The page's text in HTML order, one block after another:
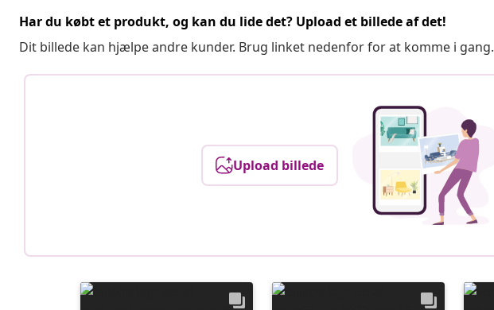
Har du købt et produkt, og kan du lide det? Upload et billede af det!
Dit billede kan hjælpe andre kunder. Brug linket nedenfor for at komme i gang.
Upload billede